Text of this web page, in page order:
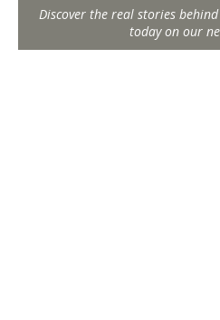
Discover the real stories
today on our